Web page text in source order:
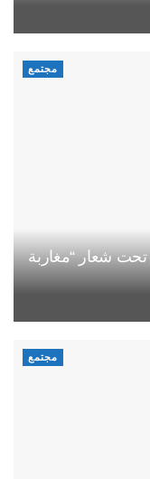
مجتمع
تحت شعار “مغاربة
مجتمع